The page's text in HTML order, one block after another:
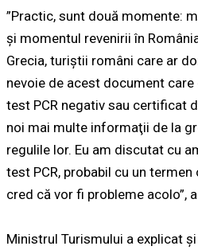
”Practic, sunt două momente:
şi momentul revenirii în
Grecia, turiştii români care ar
nevoie de acest document care
test PCR negativ sau certificat
noi mai multe informaţii de la
regulile lor. Eu am discutat cu
test PCR, probabil cu un
cred că vor fi probleme acolo”,
Ministrul Turismului a explicat